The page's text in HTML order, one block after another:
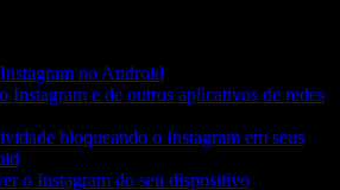
no Android
Instagram e de outros aplicativos de redes
bloqueando o Instagram em seus
o Instagram do seu dispositivo